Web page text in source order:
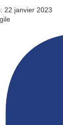
22 janvier 2023